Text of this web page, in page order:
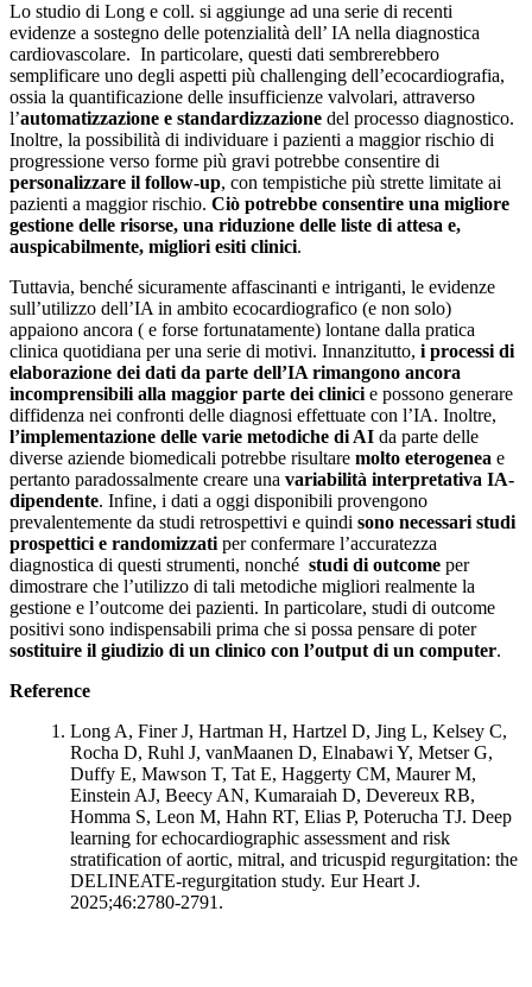
Lo studio di Long e coll. si aggiunge ad una serie di recenti
evidenze a sostegno delle potenzialità dell’ IA nella diagnostica
cardiovascolare. In particolare, questi dati sembrerebbero
semplificare uno degli aspetti più challenging dell’ecocardiografia,
ossia la quantificazione delle insufficienze valvolari, attraverso
l’automatizzazione e standardizzazione del processo diagnostico.
Inoltre, la possibilità di individuare i pazienti a maggior rischio di
progressione verso forme più gravi potrebbe consentire di
personalizzare il follow-up, con tempistiche più strette limitate ai
pazienti a maggior rischio. Ciò potrebbe consentire una migliore
gestione delle risorse, una riduzione delle liste di attesa e,
auspicabilmente, migliori esiti clinici.
Tuttavia, benché sicuramente affascinanti e intriganti, le evidenze
sull’utilizzo dell’IA in ambito ecocardiografico (e non solo)
appaiono ancora ( e forse fortunatamente) lontane dalla pratica
clinica quotidiana per una serie di motivi. Innanzitutto, i processi di
elaborazione dei dati da parte dell’IA rimangono ancora
incomprensibili alla maggior parte dei clinici e possono generare
diffidenza nei confronti delle diagnosi effettuate con l’IA. Inoltre,
l’implementazione delle varie metodiche di AI da parte delle
diverse aziende biomedicali potrebbe risultare molto eterogenea e
pertanto paradossalmente creare una variabilità interpretativa IA-
dipendente. Infine, i dati a oggi disponibili provengono
prevalentemente da studi retrospettivi e quindi sono necessari studi
prospettici e randomizzati per confermare l’accuratezza
diagnostica di questi strumenti, nonché studi di outcome per
dimostrare che l’utilizzo di tali metodiche migliori realmente la
gestione e l’outcome dei pazienti. In particolare, studi di outcome
positivi sono indispensabili prima che si possa pensare di poter
sostituire il giudizio di un clinico con l’output di un computer.
Reference
Long A, Finer J, Hartman H, Hartzel D, Jing L, Kelsey C,
Rocha D, Ruhl J, vanMaanen D, Elnabawi Y, Metser G,
Duffy E, Mawson T, Tat E, Haggerty CM, Maurer M,
Einstein AJ, Beecy AN, Kumaraiah D, Devereux RB,
Homma S, Leon M, Hahn RT, Elias P, Poterucha TJ. Deep
learning for echocardiographic assessment and risk
stratification of aortic, mitral, and tricuspid regurgitation: the
DELINEATE-regurgitation study. Eur Heart J.
2025;46:2780-2791.